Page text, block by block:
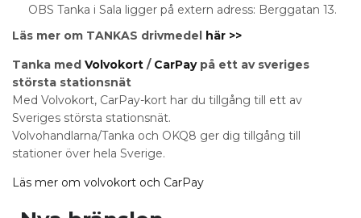
OBS Tanka i Sala ligger på extern adress: Berggatan 13.
Läs mer om TANKAS drivmedel här >>
Tanka med Volvokort / CarPaypå ett av sveriges
största stationsnät
Med Volvokort, CarPay-kort har du tillgång till ett av
Sveriges största stationsnät.
Volvohandlarna/Tanka och OKQ8 ger dig tillgång till
stationer över hela Sverige.
Läs mer om volvokort och CarPay